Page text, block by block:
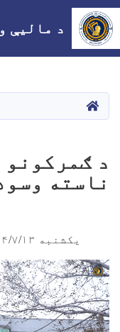
د مالیې
HOME
د
ناسته
یکشنبه ۱۴۰۴/۷/۱۳ - ۱۴:۵۷